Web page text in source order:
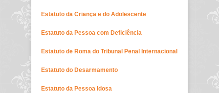
Estatuto da Criança e do Adolescente
Estatuto da Pessoa com Deficiência
Estatuto de Roma do Tribunal Penal Internacional
Estatuto do Desarmamento
Estatuto da Pessoa Idosa